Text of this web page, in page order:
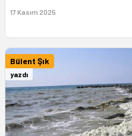
17 Kasım 2025
Bülent Şık
yazdı